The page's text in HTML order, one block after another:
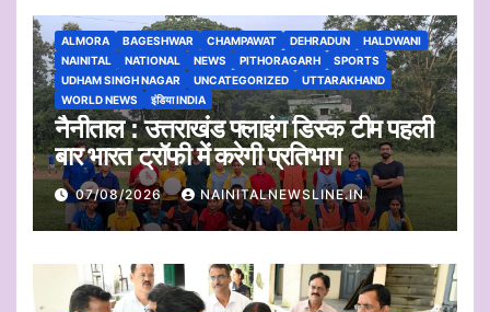
ALMORA BAGESHWAR CHAMPAWAT DEHRADUN
HALDWANI
NAINITAL
NATIONAL NEWS PITHORAGARH
SPORTS
UDHAM SINGH NAGAR
UNCATEGORIZED
UTTARAKHAND
WORLD NEWS
इंडिया INDIA
नैनीताल : उत्तराखंड फ्लाइंग डिस्क टीम पहली
बार भारत ट्रॉफी में करेगी प्रतिभाग
07/08/2026 NAINITALNEWSLINE.IN